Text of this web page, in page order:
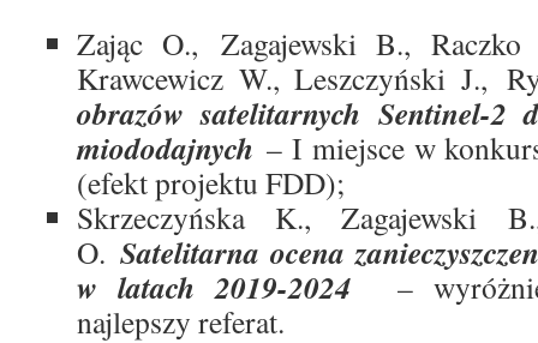
Zając O., Zagajewski B.,
Krawcewicz W., Leszczyński J.,
obrazów satelitarnych Sentinel-2
miododajnych – I miejsce w
(efekt projektu FDD);
Skrzeczyńska K., Zagajewski
O. Satelitarna ocena
w latach 2019-2024
–
najlepszy referat.